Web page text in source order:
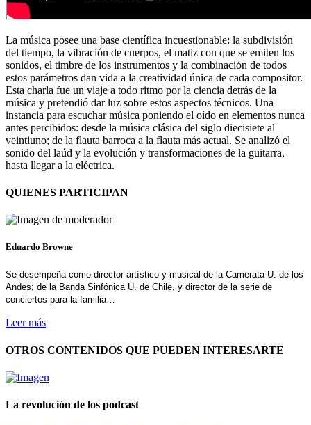
La música posee una base científica incuestionable: la subdivisión
del tiempo, la vibración de cuerpos, el matiz con que se emiten los
sonidos, el timbre de los instrumentos y la combinación de todos
estos parámetros dan vida a la creatividad única de cada compositor.
Esta charla fue un viaje a todo ritmo por la ciencia detrás de la
música y pretendió dar luz sobre estos aspectos técnicos. Una
instancia para escuchar música poniendo el oído en elementos nunca
antes percibidos: desde la música clásica del siglo diecisiete al
veintiuno; de la flauta barroca a la flauta más actual. Se analizó el
sonido del laúd y la evolución y transformaciones de la guitarra,
hasta llegar a la eléctrica.
QUIENES PARTICIPAN
Eduardo Browne
Se desempeña como director artístico y musical de la Camerata U. de los
Andes; de la Banda Sinfónica U. de Chile, y director de la serie de
conciertos para la familia…
Leer más
OTROS CONTENIDOS QUE PUEDEN INTERESARTE
La revolución de los podcast